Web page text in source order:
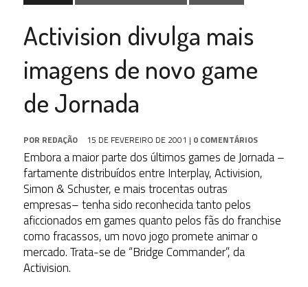
Activision divulga mais
imagens de novo game
de Jornada
POR REDAÇÃO 15 DE FEVEREIRO DE 2001 | 0 COMENTÁRIOS
Embora a maior parte dos últimos games de Jornada –
fartamente distribuídos entre Interplay, Activision,
Simon & Schuster, e mais trocentas outras
empresas– tenha sido reconhecida tanto pelos
aficcionados em games quanto pelos fãs do franchise
como fracassos, um novo jogo promete animar o
mercado. Trata-se de “Bridge Commander”, da
Activision.